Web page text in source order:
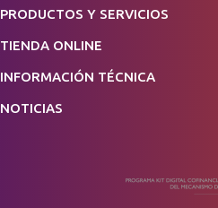
PRODUCTOS Y SERVICIOS
TIENDA ONLINE
INFORMACIÓN TÉCNICA
NOTICIAS